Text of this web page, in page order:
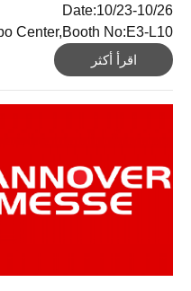
Date:10/23-10/26
Center,Booth No:E3-L10
اقرأ أكثر